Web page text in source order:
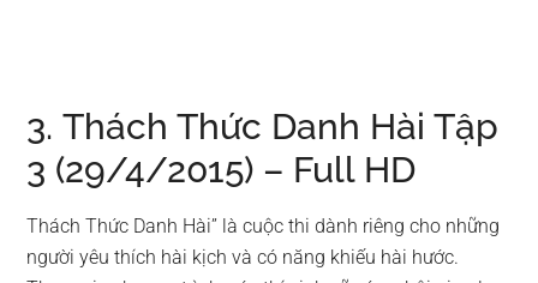
3. Thách Thức Danh Hài Tập
3 (29/4/2015) – Full HD
Thách Thức Danh Hài” là cuộc thi dành riêng cho những
người yêu thích hài kịch và có năng khiếu hài hước.